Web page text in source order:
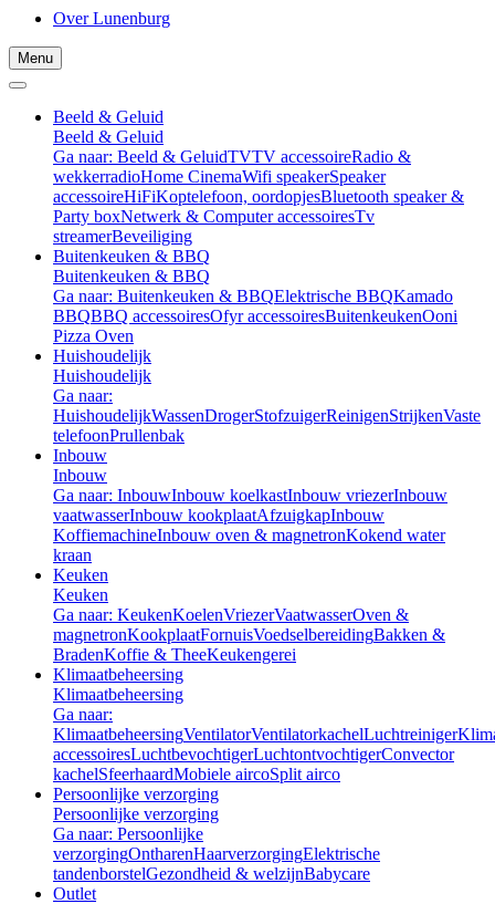
Over Lunenburg
Menu
Beeld & Geluid
Beeld & Geluid
Ga naar: Beeld & GeluidTVTV accessoireRadio &
wekkerradioHome CinemaWifi speakerSpeaker
accessoireHiFiKoptelefoon, oordopjesBluetooth speaker &
Party boxNetwerk & Computer accessoiresTv
streamerBeveiliging
Buitenkeuken & BBQ
Buitenkeuken & BBQ
Ga naar: Buitenkeuken & BBQElektrische BBQKamado
BBQBBQ accessoiresOfyr accessoiresBuitenkeukenOoni
Pizza Oven
Huishoudelijk
Huishoudelijk
Ga naar:
HuishoudelijkWassenDrogerStofzuigerReinigenStrijkenVaste
telefoonPrullenbak
Inbouw
Inbouw
Ga naar: InbouwInbouw koelkastInbouw vriezerInbouw
vaatwasserInbouw kookplaatAfzuigkapInbouw
KoffiemachineInbouw oven & magnetronKokend water
kraan
Keuken
Keuken
Ga naar: KeukenKoelenVriezerVaatwasserOven &
magnetronKookplaatFornuisVoedselbereidingBakken &
BradenKoffie & TheeKeukengerei
Klimaatbeheersing
Klimaatbeheersing
Ga naar:
KlimaatbeheersingVentilatorVentilatorkachelLuchtreiniger
accessoiresLuchtbevochtigerLuchtontvochtigerConvector
kachelSfeerhaardMobiele aircoSplit airco
Persoonlijke verzorging
Persoonlijke verzorging
Ga naar: Persoonlijke
verzorgingOntharenHaarverzorgingElektrische
tandenborstelGezondheid & welzijnBabycare
Outlet